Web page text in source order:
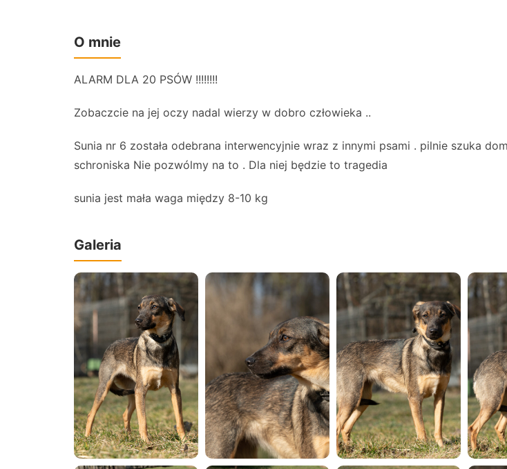
O mnie
ALARM DLA 20 PSÓW !!!!!!!!
Zobaczcie na jej oczy nadal wierzy w dobro człowieka ..
Sunia nr 6 została odebrana interwencyjnie wraz z innymi psami . pilnie szuka
schroniska Nie pozwólmy na to . Dla niej będzie to tragedia
sunia jest mała waga między 8-10 kg
Galeria